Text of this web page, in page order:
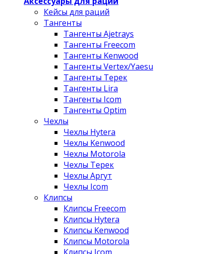
Кейсы для раций
Тангенты
Тангенты Ajetrays
Тангенты Freecom
Тангенты Kenwood
Тангенты Vertex/Yaesu
Тангенты Терек
Тангенты Lira
Тангенты Icom
Тангенты Optim
Чехлы
Чехлы Hytera
Чехлы Kenwood
Чехлы Motorola
Чехлы Терек
Чехлы Аргут
Чехлы Icom
Клипсы
Клипсы Freecom
Клипсы Hytera
Клипсы Kenwood
Клипсы Motorola